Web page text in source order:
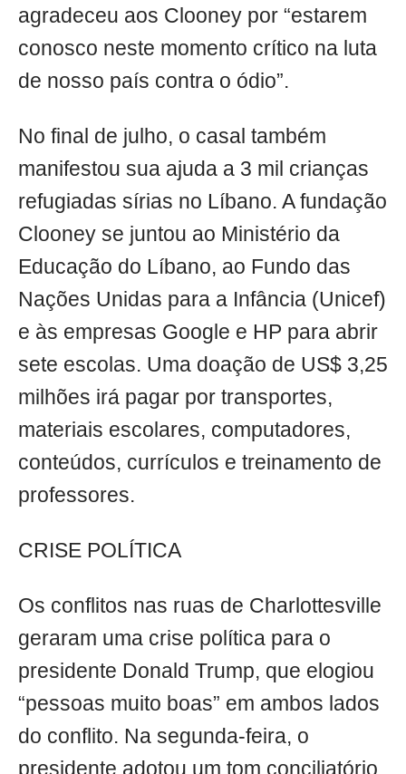
agradeceu aos Clooney por “estarem
conosco neste momento crítico na luta
de nosso país contra o ódio”.
No final de julho, o casal também
manifestou sua ajuda a 3 mil crianças
refugiadas sírias no Líbano. A fundação
Clooney se juntou ao Ministério da
Educação do Líbano, ao Fundo das
Nações Unidas para a Infância (Unicef)
e às empresas Google e HP para abrir
sete escolas. Uma doação de US$ 3,25
milhões irá pagar por transportes,
materiais escolares, computadores,
conteúdos, currículos e treinamento de
professores.
CRISE POLÍTICA
Os conflitos nas ruas de Charlottesville
geraram uma crise política para o
presidente Donald Trump, que elogiou
“pessoas muito boas” em ambos lados
do conflito. Na segunda-feira, o
presidente adotou um tom conciliatório